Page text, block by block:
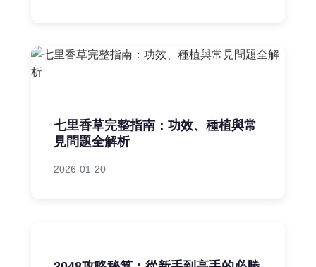
七里香草完整指南：功效、種植與常
見問題全解析
2026-01-20